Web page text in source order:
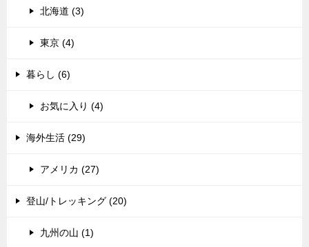
北海道 (3)
東京 (4)
暮らし (6)
お気に入り (4)
海外生活 (29)
アメリカ (27)
登山/トレッキング (20)
九州の山 (1)